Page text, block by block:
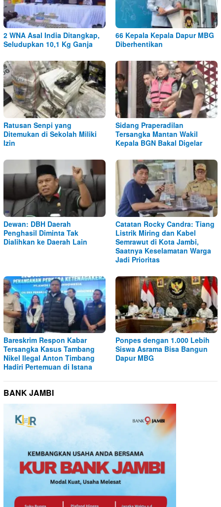
2 WNA Asal India Ditangkap,
Seludupkan 10,1 Kg Ganja
66 Kepala Kepala Dapur MBG
Diberhentikan
Ratusan Senpi yang
Ditemukan di Sekolah Miliki
Izin
Sidang Praperadilan
Tersangka Mantan Wakil
Kepala BGN Bakal Digelar
Dewan: DBH Daerah
Penghasil Diminta Tak
Dialihkan ke Daerah Lain
Catatan Rocky Candra: Tiang
Listrik Miring dan Kabel
Semrawut di Kota Jambi,
Saatnya Keselamatan Warga
Jadi Prioritas
Bareskrim Respon Kabar
Tersangka Kasus Tambang
Nikel Ilegal Anton Timbang
Hadiri Pertemuan di Istana
Ponpes dengan 1.000 Lebih
Siswa Asrama Bisa Bangun
Dapur MBG
BANK JAMBI